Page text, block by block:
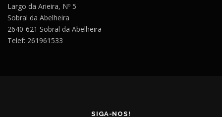
Largo da Arieira, Nº 5
Sobral da Abelheira
2640-621 Sobral da Abelheira
Telef: 261961533
SIGA-NOS!